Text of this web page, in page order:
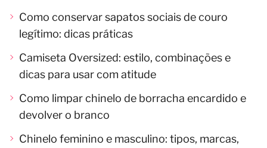
Como conservar sapatos sociais de couro
legítimo: dicas práticas
Camiseta Oversized: estilo, combinações e
dicas para usar com atitude
Como limpar chinelo de borracha encardido e
devolver o branco
Chinelo feminino e masculino: tipos, marcas,